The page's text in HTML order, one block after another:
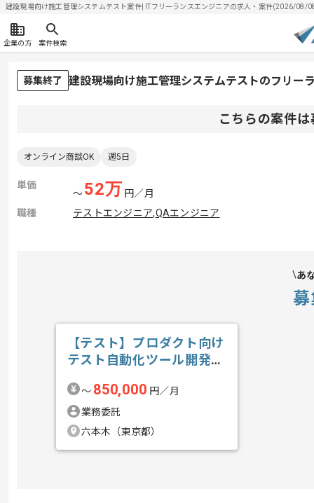
建設現場向け施工管理システムテスト案件| ITフリーランスエンジニアの求人・案件(2026/08/
企業の方 案件検索
募集終了 建設現場向け施工管理システムテストのフリー
こちらの案件
オンライン商談OK 週5日
単価
〜52万 円／月
職種
テストエンジニア,QAエンジニア
あ
【テスト】プロダクト向け
テスト自動化ツール開発の
〜 850,000 円／月
業務委託
六本木（東京都）